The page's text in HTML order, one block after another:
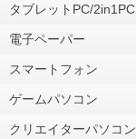
タブレットPC/2in1PC
電子ペーパー
スマートフォン
ゲームパソコン
クリエイターパソコン